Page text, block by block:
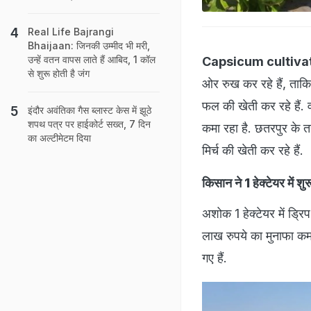
Capsicum
ओर रुख कर रहे हैं,
फल की खेती कर रहे हैं.
कमा रहा है. छतरपुर के
मिर्च की खेती कर रहे हैं.
किसान ने 1 हेक्टेयर में शुरू
अशोक 1 हेक्टेयर में
लाख रुपये का मुनाफा
गए हैं.
Real Life Bajrangi
Bhaijaan: जिनकी उम्‍मीद भी मरी,
उन्‍हें वतन वापस लाते हैं आबिद, 1 कॉल
से शुरू होती है जंग
इंदौर अवंतिका गैस ब्लास्ट केस में झूठे
शपथ पत्र पर हाईकोर्ट सख्त, 7 दिन
का अल्टीमेटम दिया